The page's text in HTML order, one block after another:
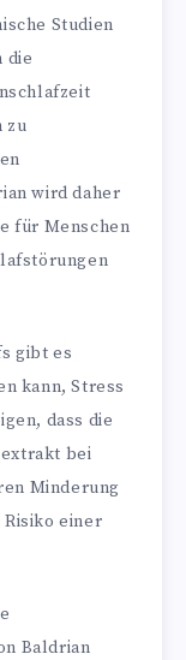
Studien
die
zu
wird daher
für Menschen
gibt es
kann, Stress
dass die
bei
Minderung
einer
Baldrian